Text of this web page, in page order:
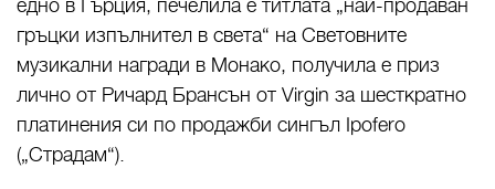
едно в Гърция, печелила е титлата „най-продаван
гръцки изпълнител в света“ на Световните
музикални награди в Монако, получила е приз
лично от Ричард Брансън от Virgin за шесткратно
платинения си по продажби сингъл Ipofero
(„Страдам“).